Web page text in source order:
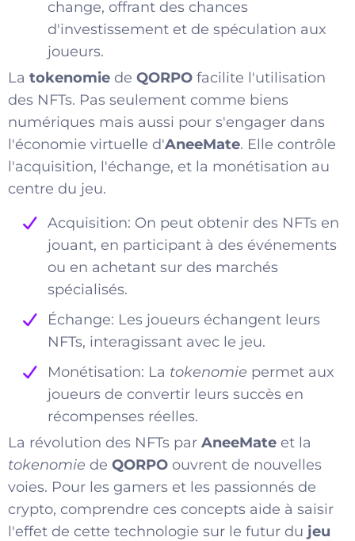
change, offrant des chances
d'investissement et de spéculation aux
joueurs.
La tokenomie de QORPO facilite l'utilisation
des NFTs. Pas seulement comme biens
numériques mais aussi pour s'engager dans
l'économie virtuelle d'AneeMate. Elle contrôle
l'acquisition, l'échange, et la monétisation au
centre du jeu.
Acquisition: On peut obtenir des NFTs en
jouant, en participant à des événements
ou en achetant sur des marchés
spécialisés.
Échange: Les joueurs échangent leurs
NFTs, interagissant avec le jeu.
Monétisation: La tokenomie permet aux
joueurs de convertir leurs succès en
récompenses réelles.
La révolution des NFTs par AneeMate et la
tokenomie de QORPO ouvrent de nouvelles
voies. Pour les gamers et les passionnés de
crypto, comprendre ces concepts aide à saisir
l'effet de cette technologie sur le futur du jeu